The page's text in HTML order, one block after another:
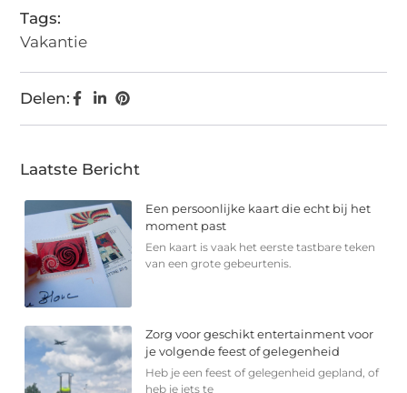
Tags:
Vakantie
Delen:
Laatste Bericht
Een persoonlijke kaart die echt bij het
moment past
Een kaart is vaak het eerste tastbare teken
van een grote gebeurtenis.
Zorg voor geschikt entertainment voor
je volgende feest of gelegenheid
Heb je een feest of gelegenheid gepland, of
heb je iets te